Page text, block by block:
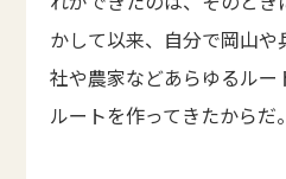
かして以来、自分で岡山
社や農家などあらゆるルー
ルートを作ってきたからだ。